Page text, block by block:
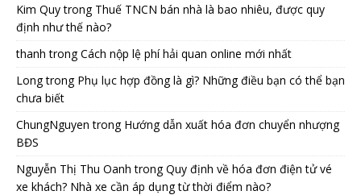
Kim Quytrong Thuế TNCN bán nhà là bao nhiêu, được quy
định như thế nào?
thanh trongCách nộp lệ phí hải quan online mới nhất
Longtrong Phụ lục hợp đồng là gì? Những điều bạn có thể bạn
chưa biết
ChungNguyen trong Hướng dẫn xuất hóa đơn chuyển nhượng
BĐS
Nguyễn Thị Thu Oanh trongQuy định về hóa đơn điện tử vé
xe khách? Nhà xe cần áp dụng từ thời điểm nào?